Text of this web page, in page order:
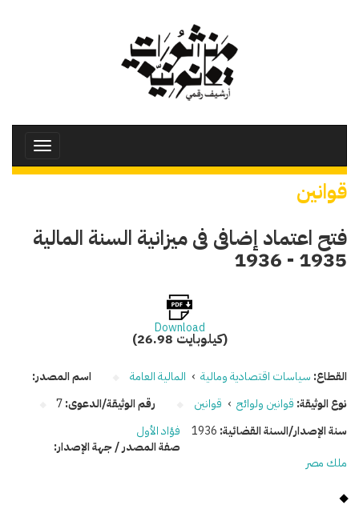
Toggle
قوانين
فتح اعتماد إضافى فى ميزانية السنة المالية
1935 - 1936
Download
(26.98 كيلوبايت)
القطاع: سياسات اقتصادية ومالية › المالية العامة
نوع الوثيقة: قوانين ولوائح › قوانين رقم الوثيقة/الدعوى:7
سنة الإصدار/السنة القضائية: 1936
اسم المصدر:
فؤاد الأول
صفة المصدر / جهة الإصدار:
ملك مصر